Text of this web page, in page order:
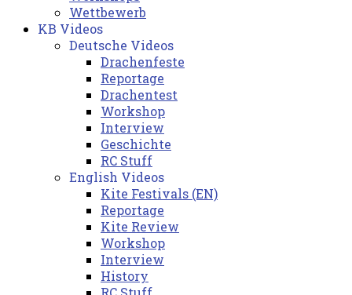
Wettbewerb
KB Videos
Deutsche Videos
Drachenfeste
Reportage
Drachentest
Workshop
Interview
Geschichte
RC Stuff
English Videos
Kite Festivals (EN)
Reportage
Kite Review
Workshop
Interview
History